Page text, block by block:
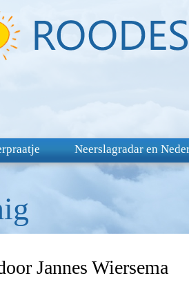
Neerslagradar en
Jannes Wiersema